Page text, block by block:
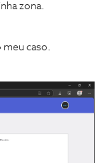
zona.
meu caso.